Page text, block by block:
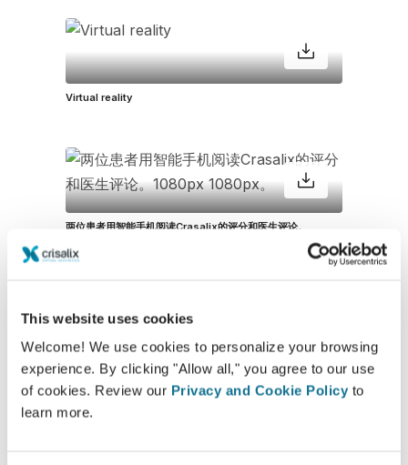
This website uses cookies
Welcome! We use cookies to personalize your browsing
experience. By clicking "Allow all," you agree to our use
of cookies. Review our Privacy and Cookie Policy to
learn more.
Virtual reality
两位患者用智能手机阅读Crasalix的评分和医生评论。
Face - Skin treatment